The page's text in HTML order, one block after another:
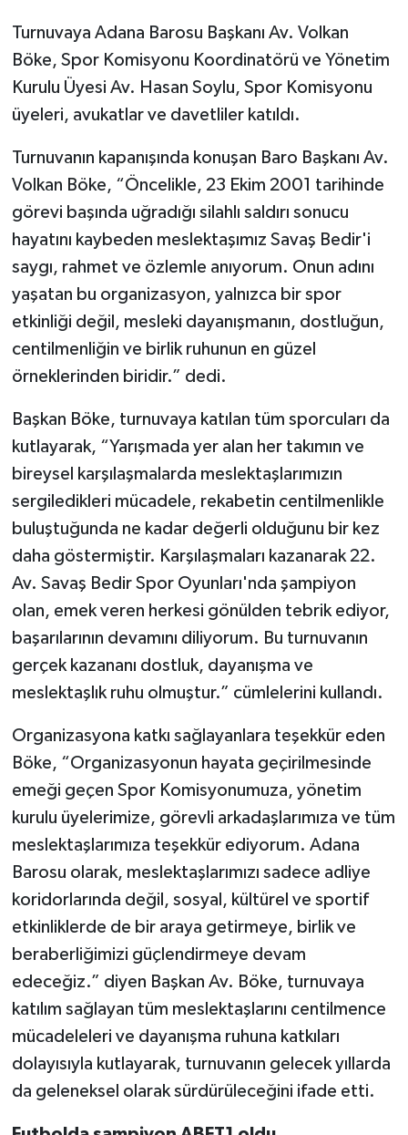
Turnuvaya Adana Barosu Başkanı Av. Volkan
Böke, Spor Komisyonu Koordinatörü ve Yönetim
Kurulu Üyesi Av. Hasan Soylu, Spor Komisyonu
üyeleri, avukatlar ve davetliler katıldı.
Turnuvanın kapanışında konuşan Baro Başkanı Av.
Volkan Böke, “Öncelikle, 23 Ekim 2001 tarihinde
görevi başında uğradığı silahlı saldırı sonucu
hayatını kaybeden meslektaşımız Savaş Bedir'i
saygı, rahmet ve özlemle anıyorum. Onun adını
yaşatan bu organizasyon, yalnızca bir spor
etkinliği değil, mesleki dayanışmanın, dostluğun,
centilmenliğin ve birlik ruhunun en güzel
örneklerinden biridir.” dedi.
Başkan Böke, turnuvaya katılan tüm sporcuları da
kutlayarak, “Yarışmada yer alan her takımın ve
bireysel karşılaşmalarda meslektaşlarımızın
sergiledikleri mücadele, rekabetin centilmenlikle
buluştuğunda ne kadar değerli olduğunu bir kez
daha göstermiştir. Karşılaşmaları kazanarak 22.
Av. Savaş Bedir Spor Oyunları'nda şampiyon
olan, emek veren herkesi gönülden tebrik ediyor,
başarılarının devamını diliyorum. Bu turnuvanın
gerçek kazananı dostluk, dayanışma ve
meslektaşlık ruhu olmuştur.” cümlelerini kullandı.
Organizasyona katkı sağlayanlara teşekkür eden
Böke, “Organizasyonun hayata geçirilmesinde
emeği geçen Spor Komisyonumuza, yönetim
kurulu üyelerimize, görevli arkadaşlarımıza ve tüm
meslektaşlarımıza teşekkür ediyorum. Adana
Barosu olarak, meslektaşlarımızı sadece adliye
koridorlarında değil, sosyal, kültürel ve sportif
etkinliklerde de bir araya getirmeye, birlik ve
beraberliğimizi güçlendirmeye devam
edeceğiz.” diyen Başkan Av. Böke, turnuvaya
katılım sağlayan tüm meslektaşlarını centilmence
mücadeleleri ve dayanışma ruhuna katkıları
dolayısıyla kutlayarak, turnuvanın gelecek yıllarda
da geleneksel olarak sürdürüleceğini ifade etti.